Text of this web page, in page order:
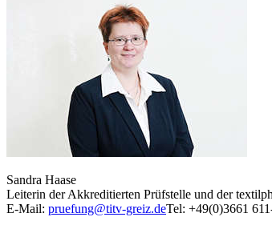
Sandra Haase
Leiterin der Akkreditierten Prüfstelle und der
E-Mail: pruefung@titv-greiz.deTel: +49(0)3661